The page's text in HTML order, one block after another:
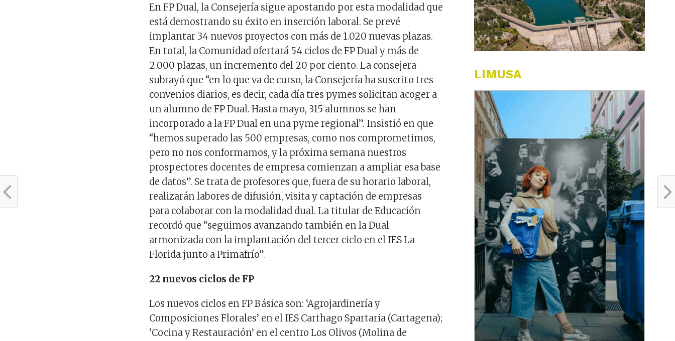
En FP Dual, la Consejería sigue apostando por esta modalidad que
está demostrando su éxito en inserción laboral. Se prevé
implantar 34 nuevos proyectos con más de 1.020 nuevas plazas.
En total, la Comunidad ofertará 54 ciclos de FP Dual y más de
2.000 plazas, un incremento del 20 por ciento. La consejera
subrayó que “en lo que va de curso, la Consejería ha suscrito tres
convenios diarios, es decir, cada día tres pymes solicitan acoger a
un alumno de FP Dual. Hasta mayo, 315 alumnos se han
incorporado a la FP Dual en una pyme regional”. Insistió en que
“hemos superado las 500 empresas, como nos comprometimos,
pero no nos conformamos, y la próxima semana nuestros
prospectores docentes de empresa comienzan a ampliar esa base
de datos”. Se trata de profesores que, fuera de su horario laboral,
realizarán labores de difusión, visita y captación de empresas
para colaborar con la modalidad dual. La titular de Educación
recordó que “seguimos avanzando también en la Dual
armonizada con la implantación del tercer ciclo en el IES La
Florida junto a Primafrío”.
22 nuevos ciclos de FP
Los nuevos ciclos en FP Básica son: ‘Agrojardinería y
Composiciones Florales’ en el IES Carthago Spartaria (Cartagena);
‘Cocina y Restauración’ en el centro Los Olivos (Molina de
LIMUSA